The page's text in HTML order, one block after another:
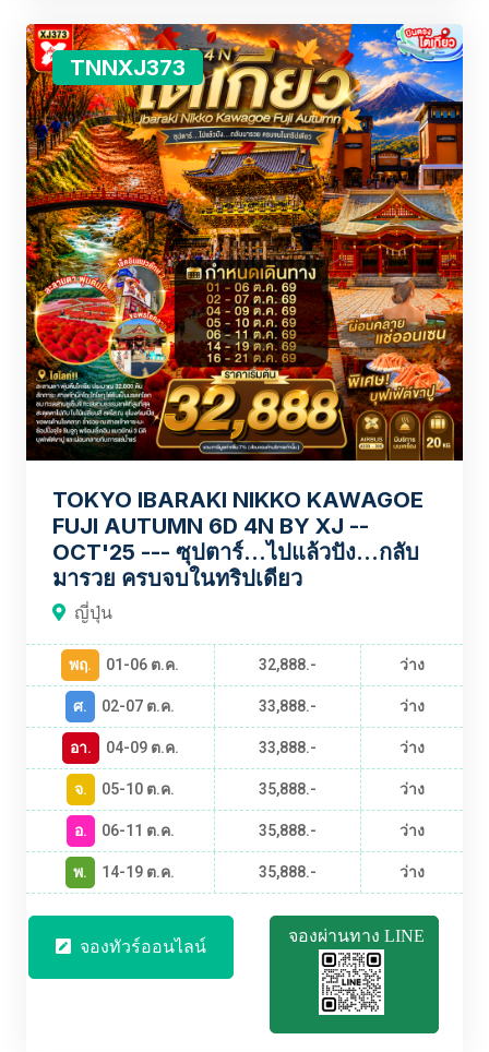
TNNXJ373
TOKYO IBARAKI NIKKO KAWAGOE
FUJI AUTUMN 6D 4N BY XJ --
OCT'25 --- ซุปตาร์...ไปแล้วปัง...กลับ
มารวย ครบจบในทริปเดียว
ญี่ปุ่น
พฤ. 01-06 ต.ค. 32,888.-
ว่าง
ศ.
02-07 ต.ค. 33,888.-
ว่าง
อา.
04-09 ต.ค. 33,888.-
ว่าง
จ.
05-10 ต.ค. 35,888.-
ว่าง
อ.
06-11 ต.ค. 35,888.-
ว่าง
พ.
14-19 ต.ค. 35,888.- ว่าง
จองทัวร์ออนไลน์ จองผ่านทาง LINE